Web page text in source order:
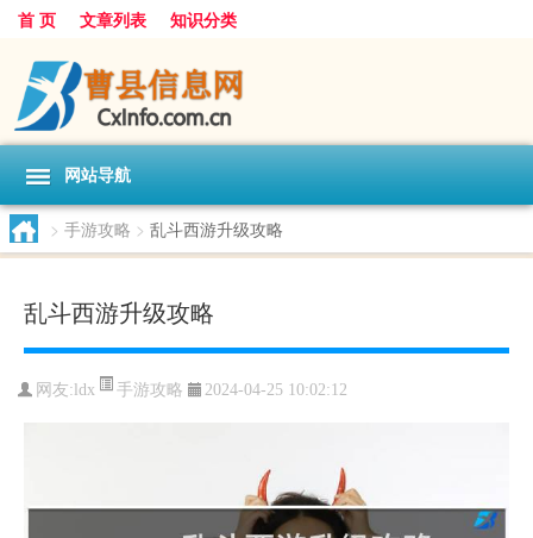
首 页 文章列表 知识分类
网站导航
> 手游攻略 > 乱斗西游升级攻略
乱斗西游升级攻略
网友: ldx 手游攻略 2024-04-25 10:02:12